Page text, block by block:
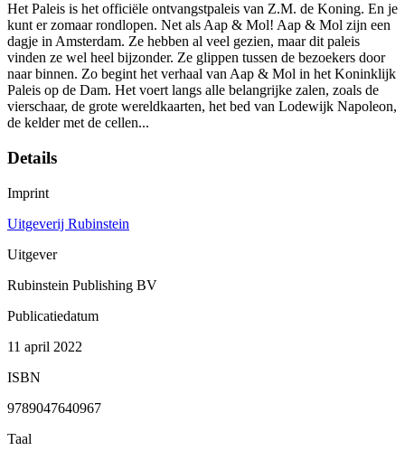
Het Paleis is het officiële ontvangstpaleis van Z.M. de Koning. En je
kunt er zomaar rondlopen. Net als Aap & Mol! Aap & Mol zijn een
dagje in Amsterdam. Ze hebben al veel gezien, maar dit paleis
vinden ze wel heel bijzonder. Ze glippen tussen de bezoekers door
naar binnen. Zo begint het verhaal van Aap & Mol in het Koninklijk
Paleis op de Dam. Het voert langs alle belangrijke zalen, zoals de
vierschaar, de grote wereldkaarten, het bed van Lodewijk Napoleon,
de kelder met de cellen...
Details
Imprint
Uitgeverij Rubinstein
Uitgever
Rubinstein Publishing BV
Publicatiedatum
11 april 2022
ISBN
9789047640967
Taal